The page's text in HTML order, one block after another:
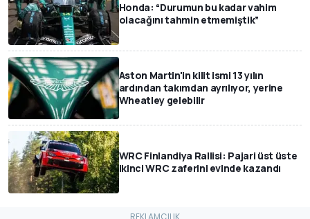
Honda: “Durumun bu kadar vahim
olacağını tahmin etmemiştik”
Aston Martin'in kilit ismi 13 yılın
ardından takımdan ayrılıyor, yerine
Wheatley gelebilir
WRC Finlandiya Rallisi: Pajari üst üste
ikinci WRC zaferini evinde kazandı